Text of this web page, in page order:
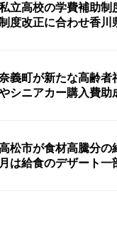
立高校の学費補助
度改正に合わせ香川
義町が新たな高齢
シニアカー購入費
松市が食材高騰分
月は給食のデザート一